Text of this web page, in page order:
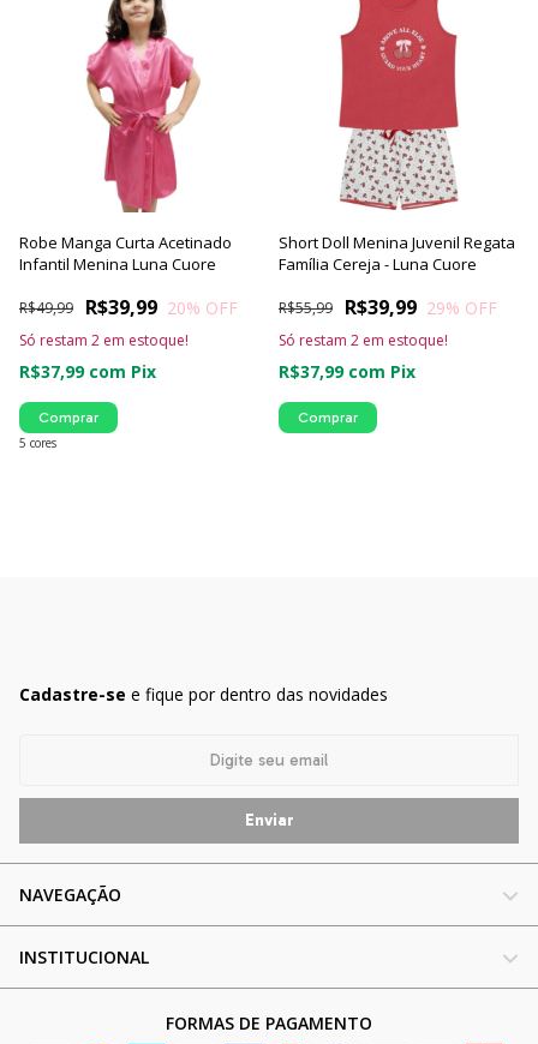
Robe Manga Curta Acetinado
Infantil Menina Luna Cuore
R$39,99
R$49,99 20% OFF
R$37,99 com Pix
Só restam 2 em estoque!
5 cores
Comprar
Short Doll Menina Juvenil Regata
Família Cereja - Luna Cuore
R$39,99
R$55,99 29% OFF
R$37,99 com Pix
Só restam 2 em estoque!
Comprar
Cadastre-se e fique por dentro das novidades
NAVEGAÇÃO
INSTITUCIONAL
FORMAS DE PAGAMENTO